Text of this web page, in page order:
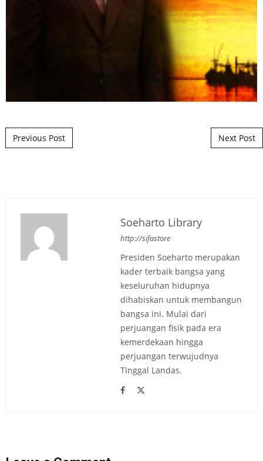
Post navigation
Previous Post Next Post
Soeharto Library
http://sifastore
Presiden Soeharto merupakan
kader terbaik bangsa yang
keseluruhan hidupnya
dihabiskan untuk membangun
bangsa ini. Mulai dari
perjuangan fisik pada era
kemerdekaan hingga
perjuangan terwujudnya
Tinggal Landas.